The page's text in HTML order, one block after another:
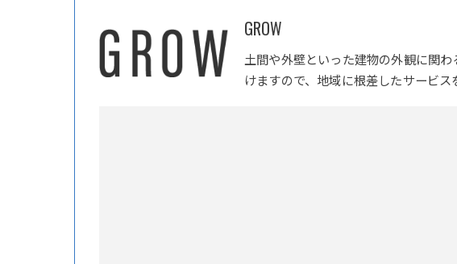
GROW
土間や外壁といった建物の外観に関
けますので、地域に根差したサービ